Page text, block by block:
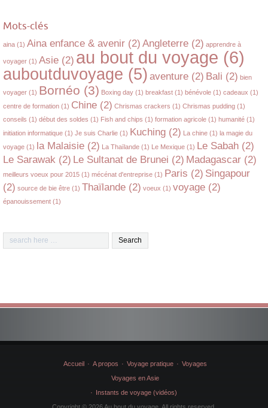
Mots-clés
aina (1) Aina enfance & avenir (2) Angleterre (2) apprendre à
voyager (1) Asie (2) au bout du voyage (6)
auboutduvoyage (5) aventure (2) Bali (2) bien
voyager (1) Bornéo (3) Boxing day (1) breakfast (1) bénévole (1) cadeaux (1)
centre de formation (1) Chine (2) Chrismas crackers (1) Chrismas pudding (1)
conseils (1) début des soldes (1) Fish and chips (1) formation agricole (1) humanité (1)
initiation informatique (1) Je suis Charlie (1) Kuching (2) La chine (1) la magie du
voyage (1) la Malaisie (2) La Thaïlande (1) Le Mexique (1) Le Sabah (2)
Le Sarawak (2) Le Sultanat de Brunei (2) Madagascar (2)
meilleurs voeux pour 2015 (1) mécénat d'entreprise (1) Paris (2) Singapour
(2) source de bie être (1) Thaïlande (2) voeux (1) voyage (2)
épanouissement (1)
Accueil A propos Voyage pratique
Voyages
Voyages en Asie
Instants de voyage (vidéos)